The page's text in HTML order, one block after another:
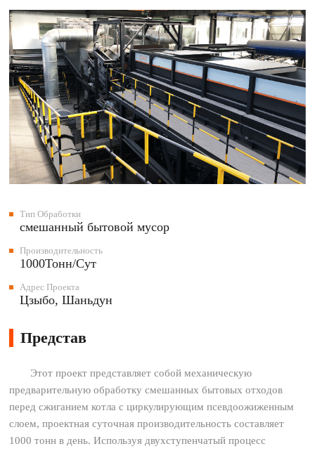
Тип Обработки
смешанный бытовой мусор
Производительность
1000Тонн/Сут
Адрес Проекта
Цзыбо, Шаньдун
Представ
Этот проект представляет собой механическую
предварительную обработку смешанных бытовых отходов
перед сжиганием котла с циркулирующим псевдоожиженным
слоем, проектная суточная производительность составляет
1000 тонн в день. Используя двухступенчатый процесс